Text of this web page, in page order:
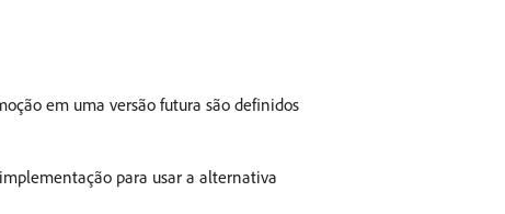
em uma versão futura são definidos
para usar a alternativa